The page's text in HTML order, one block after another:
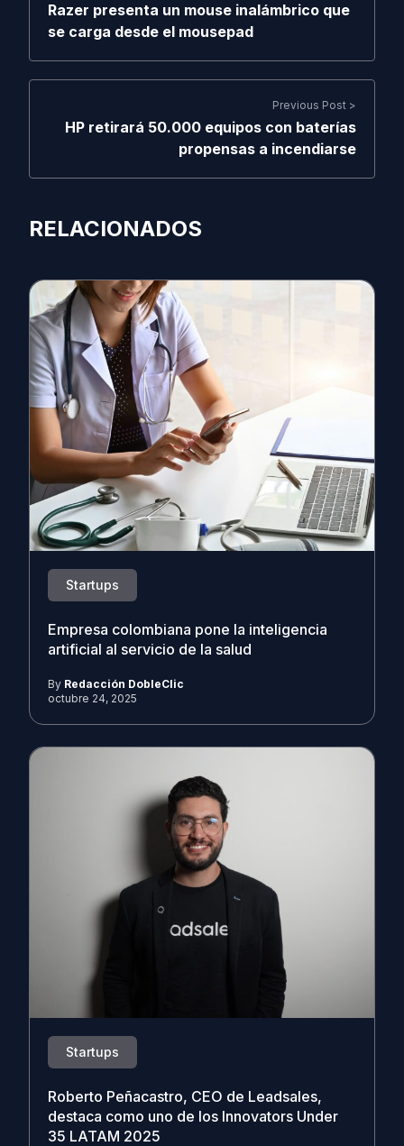
Razer presenta un mouse inalámbrico que
se carga desde el mousepad
Previous Post >
HP retirará 50.000 equipos con baterías
propensas a incendiarse
RELACIONADOS
Startups
Empresa colombiana pone la inteligencia
artificial al servicio de la salud
By Redacción DobleClic
octubre 24, 2025
Startups
Roberto Peñacastro, CEO de Leadsales,
destaca como uno de los Innovators Under
35 LATAM 2025